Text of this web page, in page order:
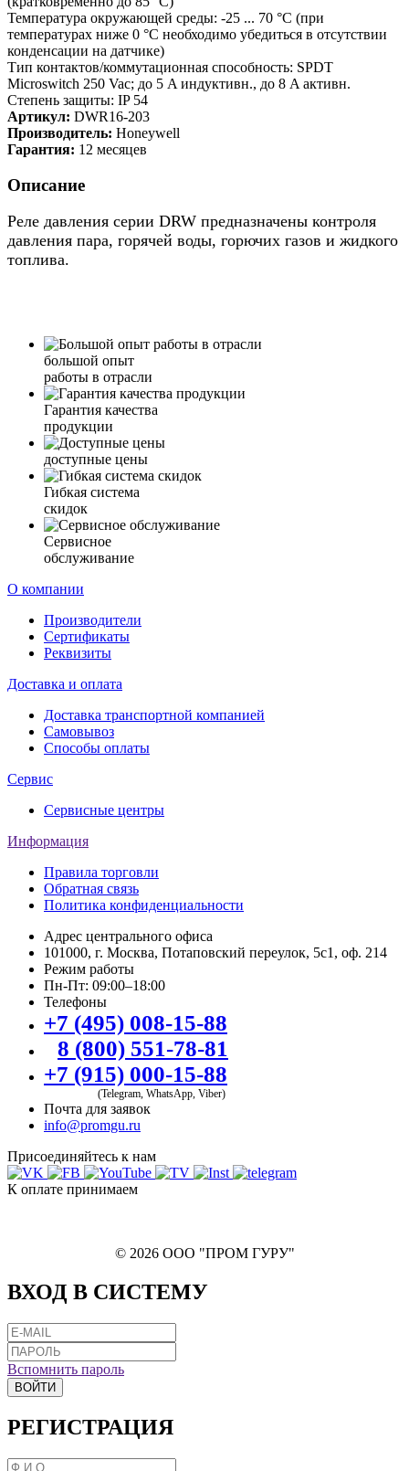
Температура окружающей среды: -25 ... 70 °C (при
температурах ниже 0 °C необходимо убедиться в отсутствии
конденсации на датчике)
Тип контактов/коммутационная способность: SPDT
Microswitch 250 Vac; до 5 A индуктивн., до 8 A активн.
Степень защиты: IP 54
Артикул: DWR16-203
Производитель: Honeywell
Гарантия: 12 месяцев
Описание
Реле давления серии DRW предназначены контроля
давления пара, горячей воды, горючих газов и жидкого
топлива.
большой опыт
работы в отрасли
Гарантия качества
продукции
доступные цены
Гибкая система
скидок
Сервисное
обслуживание
О компании
Производители
Сертификаты
Реквизиты
Доставка и оплата
Доставка транспортной компанией
Самовывоз
Способы оплаты
Сервис
Сервисные центры
Информация
Правила торговли
Обратная связь
Политика конфиденциальности
Адрес центрального офиса
101000, г. Москва, Потаповский переулок, 5с1, оф. 214
Режим работы
Пн-Пт: 09:00–18:00
Телефоны
+7 (495) 008-15-88
8 (800) 551-78-81
+7 (915) 000-15-88
(Telegram, WhatsApp, Viber)
Почта для заявок
info@promgu.ru
Присоединяйтесь к нам
К оплате принимаем
© 2026 ООО "ПРОМ ГУРУ"
ВХОД В СИСТЕМУ
Вспомнить пароль
ВОЙТИ
РЕГИСТРАЦИЯ